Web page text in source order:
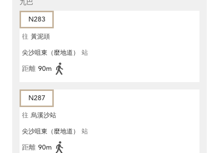
九巴
N283
往 黃泥頭
尖沙咀東（麼地道）
站
距離 90m
N287
往 烏溪沙站
尖沙咀東（麼地道）
站
距離 90m